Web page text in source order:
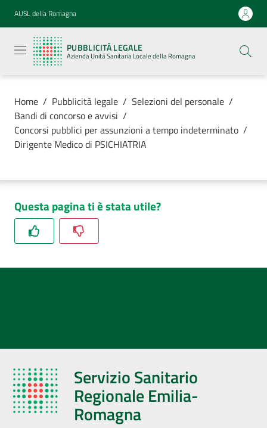
Vai al contenuto
Vai alla navigazione
Vai al footer
AUSL della Romagna
PUBBLICITÀ LEGALE
Azienda Unità Sanitaria Locale della Romagna
legale
Azienda
Unità
Locale della
Luoghi di
cura
Home / Pubblicità legale / Selezioni del personale /
Bandi di concorso e avvisi /
Concorsi pubblici per assunzioni a tempo indeterminato /
Dirigente Medico di PSICHIATRIA
Questa pagina ti è stata utile?
Servizio Sanitario
Regionale Emilia-
Romagna